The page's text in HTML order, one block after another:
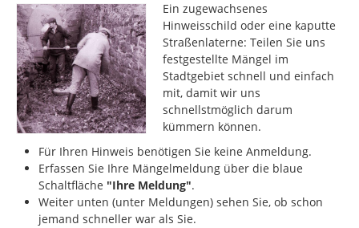
Ein zugewachsenes
Hinweisschild oder eine kaputte
Straßenlaterne: Teilen Sie uns
festgestellte Mängel im
Stadtgebiet schnell und einfach
mit, damit wir uns
schnellstmöglich darum
kümmern können.
Für Ihren Hinweis benötigen Sie keine Anmeldung.
Erfassen Sie Ihre Mängelmeldung über die blaue
Schaltfläche "Ihre Meldung".
Weiter unten (unter Meldungen) sehen Sie, ob schon
jemand schneller war als Sie.